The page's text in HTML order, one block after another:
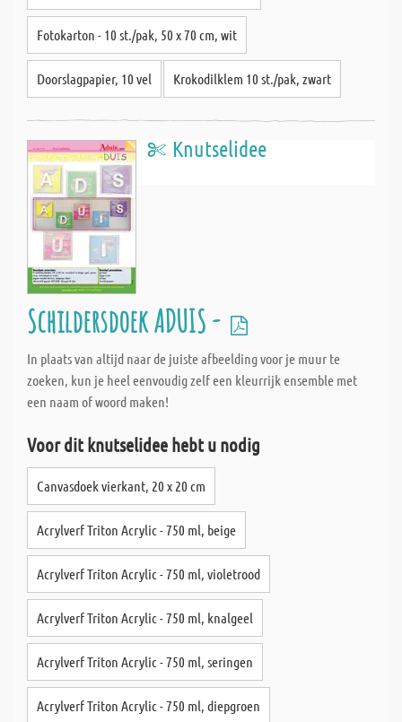
Fotokarton - 10 st./pak, 50 x 70 cm, wit
Doorslagpapier, 10 vel Krokodilklem 10 st./pak, zwart
Knutselidee
Schildersdoek ADUIS -
In plaats van altijd naar de juiste afbeelding voor je muur te
zoeken, kun je heel eenvoudig zelf een kleurrijk ensemble met
een naam of woord maken!
Voor dit knutselidee hebt u nodig
Canvasdoek vierkant, 20 x 20 cm
Acrylverf Triton Acrylic - 750 ml, beige
Acrylverf Triton Acrylic - 750 ml, violetrood
Acrylverf Triton Acrylic - 750 ml, knalgeel
Acrylverf Triton Acrylic - 750 ml, seringen
Acrylverf Triton Acrylic - 750 ml, diepgroen